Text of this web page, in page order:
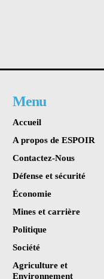
Menu
Accueil
A propos de ESPOIR
Contactez-Nous
Défense et sécurité
Économie
Mines et carrière
Politique
Société
Agriculture et
Environnement